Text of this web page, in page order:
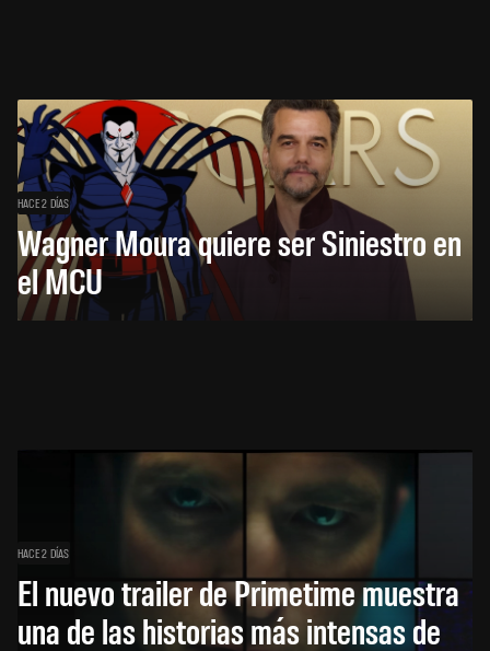
HACE 2 DÍAS
Wagner Moura quiere ser Siniestro en
el MCU
HACE 2 DÍAS
El nuevo trailer de Primetime muestra
una de las historias más intensas de